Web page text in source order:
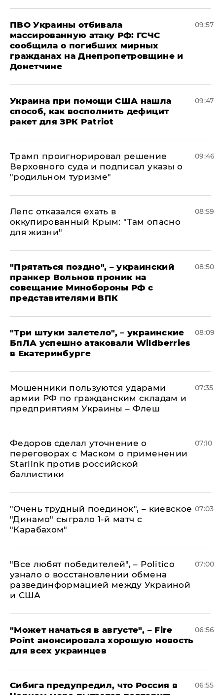
ПВО Украины отбивала
массированную атаку РФ: ГСЧС
сообщила о погибших мирных
гражданах на Днепропетровщине и
Донетчине
09:57
Украина при помощи США нашла
способ, как восполнить дефицит
ракет для ЗРК Patriot
09:47
Трамп проигнорировал решение
Верховного суда и подписал указы о
"родильном туризме"
09:46
Лепс отказался ехать в
оккупированный Крым: "Там опасно
для жизни"
08:59
"Прятаться поздно", – украинский
пранкер Вольнов проник на
совещание Минобороны РФ с
представителями ВПК
08:50
"Три штуки залетело", – украинские
БпЛА успешно атаковали Wildberries
в Екатеринбурге
08:09
Мошенники пользуются ударами
армии РФ по гражданским складам и
предприятиям Украины – Флеш
07:35
Федоров сделал уточнение о
переговорах с Маском о применении
Starlink против российской
баллистики
07:10
"Очень трудный поединок", – киевское
"Динамо" сыграло 1-й матч с
"Карабахом"
07:03
​"Все любят победителей", – Politico
узнало о восстановлении обмена
развединформацией между Украиной
и США
07:00
"Может начаться в августе", – Fire
Point анонсировала хорошую новость
для всех украинцев
06:56
Сибига предупредил, что Россия в
06:55